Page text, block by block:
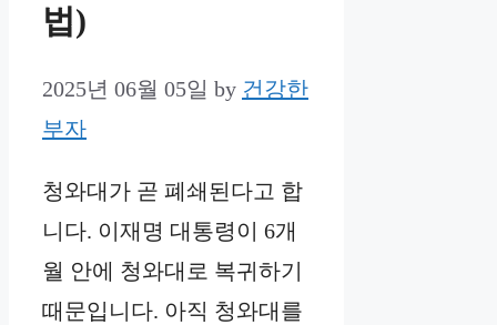
법)
2025년 06월 05일 by 건강한
부자
청와대가 곧 폐쇄된다고 합
니다. 이재명 대통령이 6개
월 안에 청와대로 복귀하기
때문입니다. 아직 청와대를